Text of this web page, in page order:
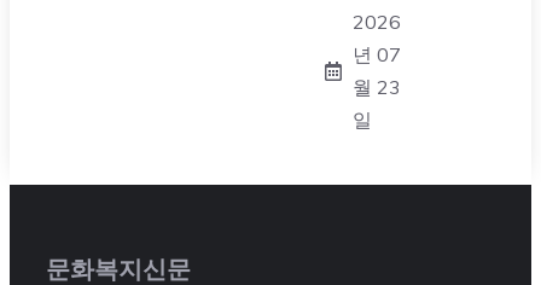
2026
년 07
월 23
일
문화복지신문